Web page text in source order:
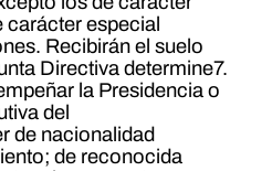
carácter especial
Recibirán el suelo
Directiva determine7.
la Presidencia o
del
de nacionalidad
de reconocida